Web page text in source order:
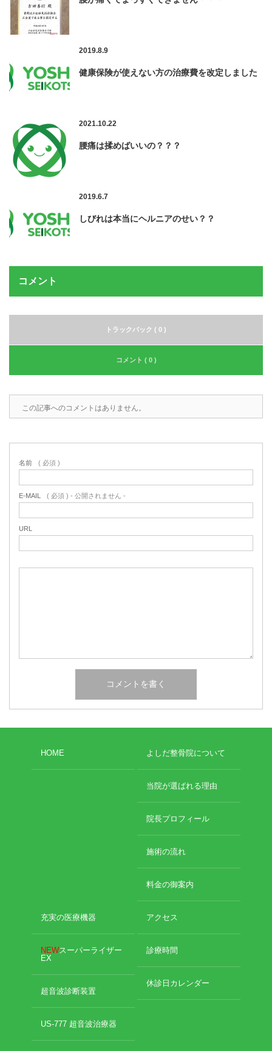
2019.8.9
健康保険が使えない方の治療費を改定しました
2021.10.22
腰痛は揉めばいいの？？？
2019.6.7
しびれは本当にヘルニアのせい？？
コメント
トラックバック ( 0 )
コメント ( 0 )
この記事へのコメントはありません。
名前 ( 必須 )
E-MAIL ( 必須 ) - 公開されません -
URL
HOME よしだ整骨院について
当院が選ばれる理由
院長プロフィール
施術の流れ
料金の御案内
充実の医療機器
NEWスーパーライザー
EX
超音波診断装置
US-777 超音波治療器
アクセス
診療時間
休診日カレンダー